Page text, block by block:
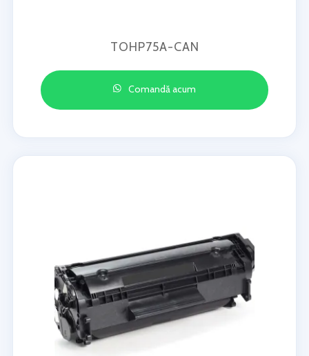
TOHP75A-CAN
Comandă acum